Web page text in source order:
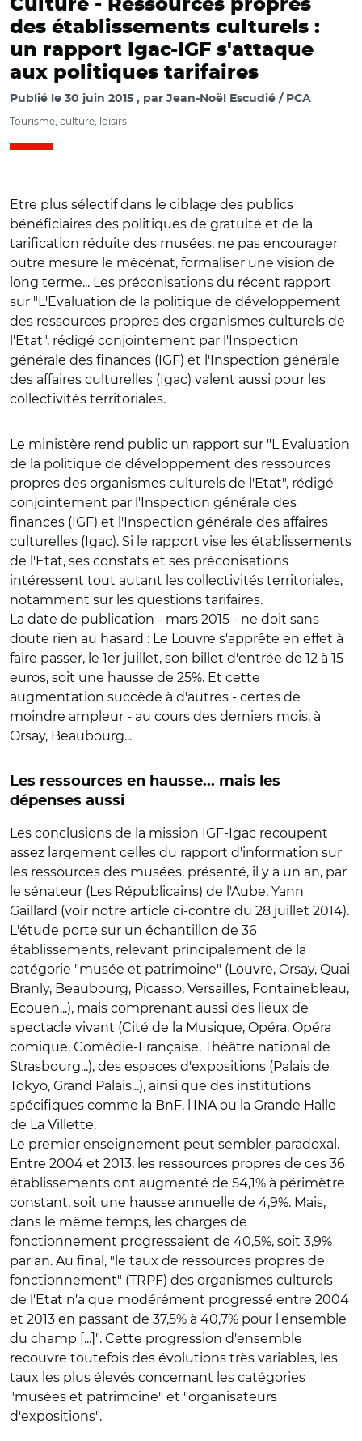
Culture - Ressources propres
des établissements culturels :
un rapport Igac-IGF s'attaque
aux politiques tarifaires
Publié le 30 juin 2015 par Jean-Noël Escudié / PCA
Tourisme, culture, loisirs
Etre plus sélectif dans le ciblage des publics
bénéficiaires des politiques de gratuité et de la
tarification réduite des musées, ne pas encourager
outre mesure le mécénat, formaliser une vision de
long terme... Les préconisations du récent rapport
sur "L'Evaluation de la politique de développement
des ressources propres des organismes culturels de
l'Etat", rédigé conjointement par l'Inspection
générale des finances (IGF) et l'Inspection générale
des affaires culturelles (Igac) valent aussi pour les
collectivités territoriales.
Le ministère rend public un rapport sur "L'Evaluation
de la politique de développement des ressources
propres des organismes culturels de l'Etat", rédigé
conjointement par l'Inspection générale des
finances (IGF) et l'Inspection générale des affaires
culturelles (Igac). Si le rapport vise les établissements
de l'Etat, ses constats et ses préconisations
intéressent tout autant les collectivités territoriales,
notamment sur les questions tarifaires.
La date de publication - mars 2015 - ne doit sans
doute rien au hasard : Le Louvre s'apprête en effet à
faire passer, le 1er juillet, son billet d'entrée de 12 à 15
euros, soit une hausse de 25%. Et cette
augmentation succède à d'autres - certes de
moindre ampleur - au cours des derniers mois, à
Orsay, Beaubourg...
Les ressources en hausse... mais les
dépenses aussi
Les conclusions de la mission IGF-Igac recoupent
assez largement celles du rapport d'information sur
les ressources des musées, présenté, il y a un an, par
le sénateur (Les Républicains) de l'Aube, Yann
Gaillard (voir notre article ci-contre du 28 juillet 2014).
L'étude porte sur un échantillon de 36
établissements, relevant principalement de la
catégorie "musée et patrimoine" (Louvre, Orsay, Quai
Branly, Beaubourg, Picasso, Versailles, Fontainebleau,
Ecouen...), mais comprenant aussi des lieux de
spectacle vivant (Cité de la Musique, Opéra, Opéra
comique, Comédie-Française, Théâtre national de
Strasbourg...), des espaces d'expositions (Palais de
Tokyo, Grand Palais...), ainsi que des institutions
spécifiques comme la BnF, l'INA ou la Grande Halle
de La Villette.
Le premier enseignement peut sembler paradoxal.
Entre 2004 et 2013, les ressources propres de ces 36
établissements ont augmenté de 54,1% à périmètre
constant, soit une hausse annuelle de 4,9%. Mais,
dans le même temps, les charges de
fonctionnement progressaient de 40,5%, soit 3,9%
par an. Au final, "le taux de ressources propres de
fonctionnement" (TRPF) des organismes culturels
de l'Etat n'a que modérément progressé entre 2004
et 2013 en passant de 37,5% à 40,7% pour l'ensemble
du champ [...]". Cette progression d'ensemble
recouvre toutefois des évolutions très variables, les
taux les plus élevés concernant les catégories
"musées et patrimoine" et "organisateurs
d'expositions".